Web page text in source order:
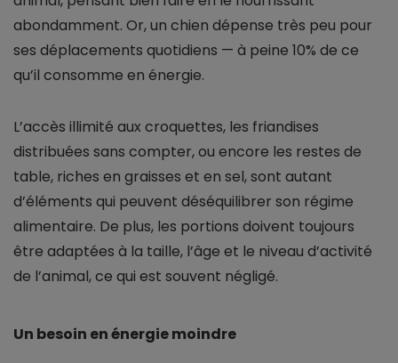
abondamment. Or, un chien dépense très peu pour
ses déplacements quotidiens — à peine 10% de ce
qu’il consomme en énergie.
L’accès illimité aux croquettes, les friandises
distribuées sans compter, ou encore les restes de
table, riches en graisses et en sel, sont autant
d’éléments qui peuvent déséquilibrer son régime
alimentaire. De plus, les portions doivent toujours
être adaptées à la taille, l’âge et le niveau d’activité
de l’animal, ce qui est souvent négligé.
Un besoin en énergie moindre